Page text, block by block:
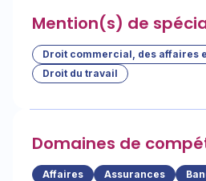
Mention(s) de
Droit commercial, des affaires
Droit du travail
Domaines de
Affaires Assurances